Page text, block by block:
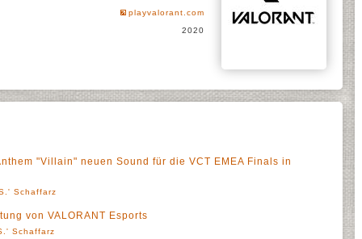
playvalorant.com
2020
"Villain" neuen Sound für die VCT EMEA Finals in
Schaffarz
von VALORANT Esports
Schaffarz